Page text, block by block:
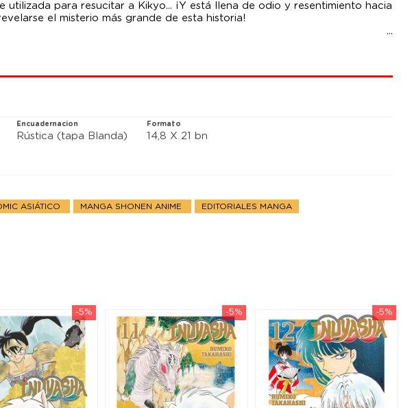
utilizada para resucitar a Kikyo... ¡Y está llena de odio y resentimiento hacia
el misterio más grande de esta historia!
Encuadernacion
Rústica (tapa Blanda)
Formato
14,8 X 21 bn
ASIÁTICO MANGA SHONEN ANIME EDITORIALES MANGA
-5% -5% -5%